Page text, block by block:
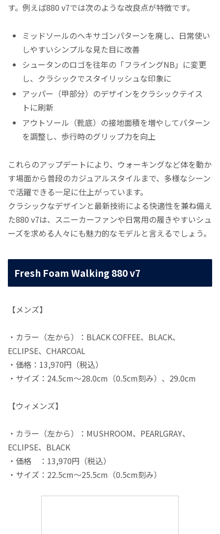
す。例えば880 v7では次のような改良点が特徴です。
ミッドソールのヘキサゴンパターンを廃し、日常使い
しやすいシンプルな見た目に改善
シュータンのロゴを往年の「フライングNB」に変更
し、クラシックでスタイリッシュな印象に
アッパー（甲部分）のデザインをクラシックテイス
トに刷新
アウトソール（靴底）の接地面積を増やしてパターン
を調整し、歩行時のグリップ力を向上
これらのアップデートにより、ウォーキングなど体を動か
す場面から普段のカジュアルスタイルまで、多様なシーン
で活躍できる一足に仕上がっています。
クラシックなデザインと最新技術による快適性を兼ね備え
た880 v7は、スニーカーファンや日常用の履きやすいシュ
ーズを求める人々にも魅力的なモデルと言えるでしょう。
Fresh Foam Walking 880 v7
【メンズ】
・カラー（左から）：BLACK COFFEE、BLACK、
ECLIPSE、CHARCOAL
・価格：13,970円（税込）
・サイズ：24.5cm～28.0cm（0.5cm刻み）、29.0cm
【ウィメンズ】
・カラー（左から）：MUSHROOM、PEARLGRAY、
ECLIPSE、BLACK
・価格 ：13,970円（税込）
・サイズ：22.5cm～25.5cm（0.5cm刻み）